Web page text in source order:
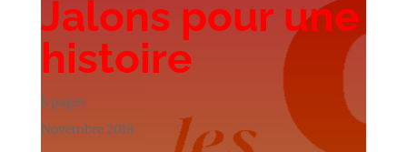
Jalons pour une
histoire
8 pages
Novembre 2018